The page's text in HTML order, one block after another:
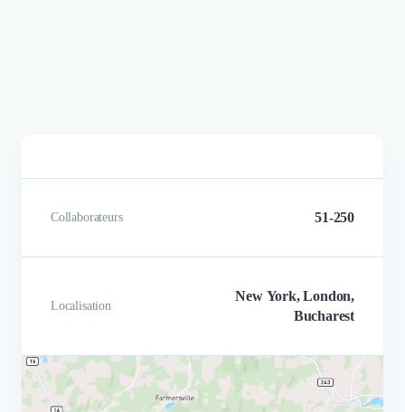
Collaborateurs 51-250
Localisation
New York, London,
Bucharest